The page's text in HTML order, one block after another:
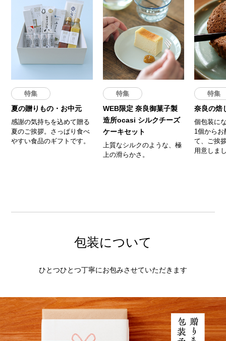
特集
夏の贈りもの・お中元
感謝の気持ちを込めて贈る
夏のご挨拶。さっぱり食べ
やすい食品のギフトです。
特集
WEB限定 奈良御菓子製
造所ocasi シルクチーズ
ケーキセット
上質なシルクのような、極
上の滑らかさ。
特集
奈良の焙
個包装に
1個から
て、ご挨
用意しま
包装について
ひとつひとつ丁寧にお包みさせていただきます